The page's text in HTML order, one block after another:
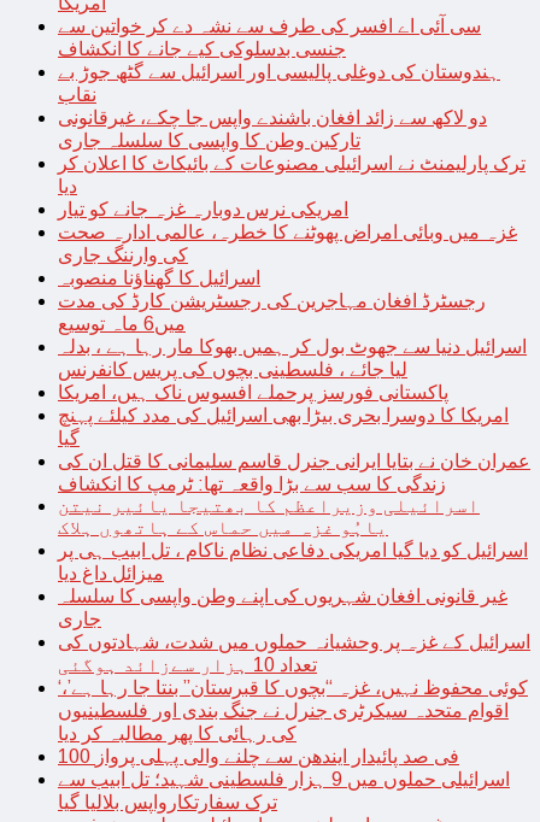
سی آئی اے افسر کی طرف سے نشہ دے کر خواتین سے
جنسی بدسلوکی کیے جانے کا انکشاف
ہندوستان کی دوغلی پالیسی اور اسرائیل سے گٹھ جوڑ بے
نقاب
دو لاکھ سے زائد افغان باشندے واپس جا چکے، غیرقانونی
تارکین وطن کا واپسی کا سلسلہ جاری
ترک پارلیمنٹ نے اسرائیلی مصنوعات کے بائیکاٹ کا اعلان کر
دیا
امریکی نرس دوبارہ غزہ جانے کو تیار
غزہ میں وبائی امراض پھوٹنے کا خطرہ، عالمی ادارہ صحت
کی وارننگ جاری
اسرائیل کا گھناؤنا منصوبہ
رجسٹرڈ افغان مہاجرین کی رجسٹریشن کارڈ کی مدت
میں6 ماہ توسیع
اسرائیل دنیا سے جھوٹ بول کر ہمیں بھوکا مار رہا ہے ، بدلہ
لیا جائے ، فلسطینی بچوں کی پریس کانفرنس
پاکستانی فورسز پرحملے افسوس ناک ہیں، امریکا
امریکا کا دوسرا بحری بیڑا بھی اسرائیل کی مدد کیلئے پہنچ
گیا
عمران خان نے بتایا ایرانی جنرل قاسم سلیمانی کا قتل ان کی
زندگی کا سب سے بڑا واقعہ تھا: ٹرمپ کا انکشاف
اسرائیلی وزیراعظم کا بھتیجا یائیر نیتن
یاہُو غزہ میں حماس کے ہاتھوں ہلاک
اسرائیل کو دیا گیا امریکی دفاعی نظام ناکام ، تل ابیب ہی پر
میزائل داغ دیا
غیر قانونی افغان شہریوں کی اپنے وطن واپسی کا سلسلہ
جاری
اسرائیل کے غزہ پر وحشیانہ حملوں میں شدت، شہادتوں کی
تعداد 10 ہزار سےزائد ہوگئی
‘کوئی محفوظ نہیں، غزہ “بچوں کا قبرستان” بنتا جا رہا ہے’،
اقوام متحدہ سیکرٹری جنرل نے جنگ بندی اور فلسطینیوں
کی رہائی کا پھر مطالبہ کر دیا
100 فی صد پائیدار ایندھن سے چلنے والی پہلی پرواز
اسرائیلی حملوں میں 9 ہزار فلسطینی شہید؛ تل ابیب سے
ترک سفارتکارواپس بلالیا گیا